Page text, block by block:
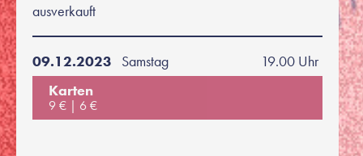
ausverkauft
09.12.2023 Samstag
19.00 Uhr
Karten
9 € 6 €